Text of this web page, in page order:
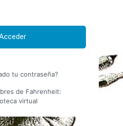
tu contraseña?
de Fahrenheit:
virtual